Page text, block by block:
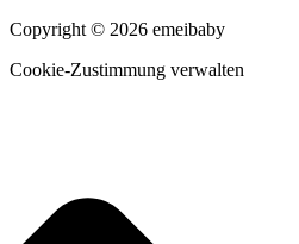
Copyright © 2026 emeibaby
Cookie-Zustimmung verwalten